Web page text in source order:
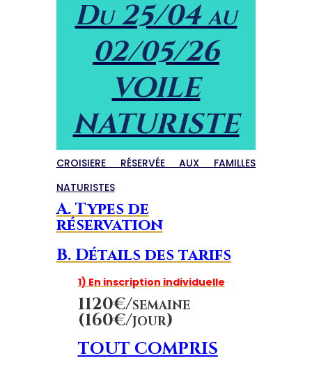
Du 25/04 au
02/05/26
VOILE
NATURISTE
CROISIERE RÉSERVÉE AUX FAMILLES
NATURISTES
A. Types de
réservation
B. Détails des tarifs
1) En inscription individuelle
1120€/semaine
(160€/jour)
TOUT COMPRIS